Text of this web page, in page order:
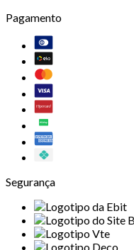
Pagamento
Segurança